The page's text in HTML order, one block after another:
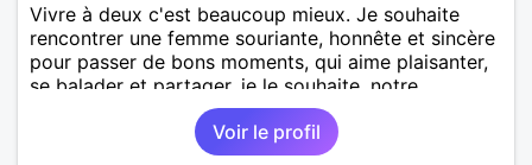
Vivre à deux c'est beaucoup mieux. Je souhaite
rencontrer une femme souriante, honnête et sincère
pour passer de bons moments, qui aime plaisanter,
se balader et partager, je le souhaite, notre
complicité. J'aime beaucoup les chantiers de
randonnée pour se défouler, se relaxer, se détendre
et finalement prendre du bon temps. C'est difficile
Voir le profil